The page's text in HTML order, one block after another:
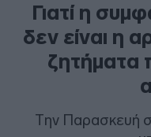
Γιατί η
δεν είναι η
ζητήματα
Την Παρασκευή